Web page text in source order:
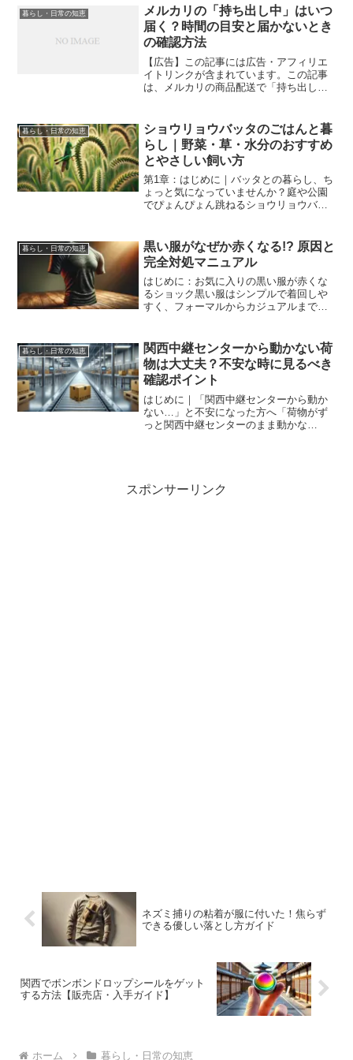
値観が変化しつつあります。インターネ
ットやテクノロジーの...
暮らし・日常の知恵
メルカリの「持ち出し中」はいつ
届く？時間の目安と届かないとき
の確認方法
【広告】この記事には広告・アフィリエ
イトリンクが含まれています。この記事
は、メルカリの商品配送で「持ち出し
す。メルカリの取引画面では「配達
中」、配送会社の追跡ページでは「...
暮らし・日常の知恵
ショウリョウバッタのごはんと暮
らし｜野菜・草・水分のおすすめ
とやさしい飼い方
第1章：はじめに｜バッタとの暮らし、ち
ょっと気になっていませんか？庭や公園
でぴょんぴょん跳ねるショウリョウバッ
りませんか？でも、いざ家で飼うとなる
と「何を食べるの？」「...
暮らし・日常の知恵
黒い服がなぜか赤くなる!? 原因と
完全対処マニュアル
はじめに：お気に入りの黒い服が赤くな
るショック黒い服はシンプルで着回しや
すく、フォーマルからカジュアルまで幅
赤っぽいシミや変色が…。特に洗濯後や
長く着たあとに現れること...
暮らし・日常の知恵
関西中継センターから動かない荷
物は大丈夫？不安な時に見るべき
確認ポイント
はじめに｜「関西中継センターから動か
ない…」と不安になった方へ「荷物がず
っと関西中継センターのまま動かな
スポンサーリンク
ネズミ捕りの粘着が服に付いた！焦らず
できる優しい落とし方ガイド
関西でボンボンドロップシールをゲット
する方法【販売店・入手ガイド】
ホーム 暮らし・日常の知恵